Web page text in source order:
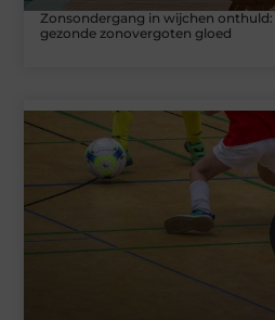
Zonsondergang in wijchen
gezonde zonovergoten gloed